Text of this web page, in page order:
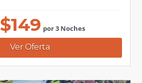
$149 por 3 Noches
Ver Oferta